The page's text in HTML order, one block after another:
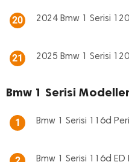
20 2024 Bmw 1 Serisi
21 2025 Bmw 1 Serisi
Bmw 1 Serisi
1 Bmw 1 Serisi 116d
Bmw 1 Serisi 116d ED